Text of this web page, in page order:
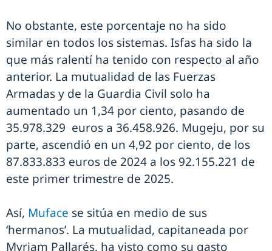
No obstante, este porcentaje no ha sido
similar en todos los sistemas. Isfas ha sido la
que más ralentí ha tenido con respecto al año
anterior. La mutualidad de las Fuerzas
Armadas y de la Guardia Civil solo ha
aumentado un 1,34 por ciento, pasando de
35.978.329 euros a 36.458.926. Mugeju, por su
parte, ascendió en un 4,92 por ciento, de los
87.833.833 euros de 2024 a los 92.155.221 de
este primer trimestre de 2025.
Así, Muface se sitúa en medio de sus
‘hermanos’. La mutualidad, capitaneada por
Myriam Pallarés, ha visto como su gasto